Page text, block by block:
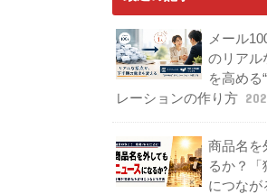
メール
のリアル
を高める
レーションの作り方
商品名を
るか？
につなが